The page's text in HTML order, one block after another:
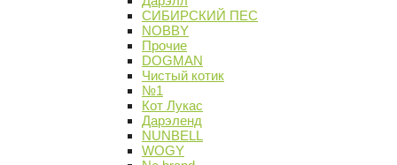
СИБИРСКИЙ ПЕС
NOBBY
Прочие
DOGMAN
Чистый котик
№1
Кот Лукас
Дарэленд
NUNBELL
WOGY